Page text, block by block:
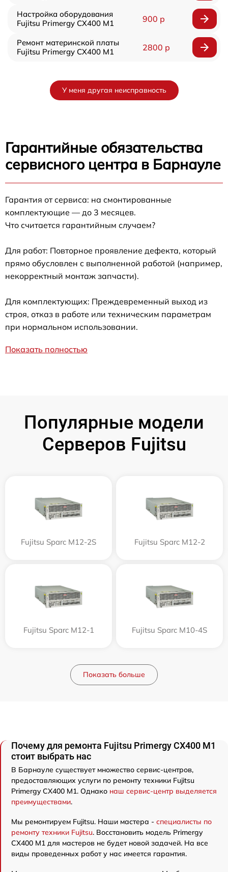
Настройка оборудования
Fujitsu Primergy CX400 M1
900 р
Ремонт материнской платы
Fujitsu Primergy CX400 M1
2800 р
У меня другая неисправность
Гарантийные обязательства
сервисного центра в Барнауле
Гарантия от сервиса: на смонтированные
комплектующие — до 3 месяцев.
Что считается гарантийным случаем?
Для работ: Повторное проявление дефекта, который
прямо обусловлен с выполненной работой (например,
некорректный монтаж запчасти).
Для комплектующих: Преждевременный выход из
строя, отказ в работе или техническим параметрам
при нормальном использовании.
Показать полностью
Популярные модели
Серверов Fujitsu
Fujitsu Sparc M12-2S Fujitsu Sparc M12-2
Fujitsu Sparc M12-1 Fujitsu Sparc M10-4S
Показать больше
Почему для ремонта Fujitsu Primergy CX400 M1
стоит выбрать нас
В Барнауле существует множество сервис-центров,
предоставляющих услуги по ремонту техники Fujitsu
Primergy CX400 M1. Однако наш сервис-центр выделяется
преимуществами.
Мы ремонтируем Fujitsu. Наши мастера - специалисты по
ремонту техники Fujitsu. Восстановить модель Primergy
CX400 M1 для мастеров не будет новой задачей. На все
виды проведенных работ у нас имеется гарантия.